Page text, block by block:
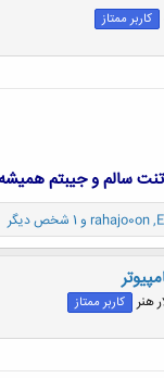
کاربر ممتاز
سالم و جیبتم
,
rahajo0on و 1 شخص دیگر
هنر کاربر ممتاز